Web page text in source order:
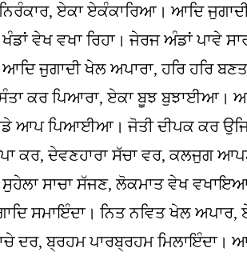
ਏਕਾ ਏਕੰਕਾਰਿਆ। ਆਦਿ
ਖੰਡਾਂ ਵੇਖ ਵਖਾ ਰਿਹਾ। ਜੇਰਜ ਅੰਡਾਂ
ਜੁਗਾਦੀ ਖੇਲ ਅਪਾਰਾ, ਹਰਿ ਹਰਿ
ਕਰ ਪਿਆਰਾ, ਏਕਾ ਬੂਝ ਬੁਝਾਈਆ।
ਆਪ ਪਿਆਈਆ। ਜੋਤੀ ਦੀਪਕ ਕਰ
ਕਰ, ਦੇਵਣਹਾਰਾ ਸੱਚਾ ਵਰ, ਕਲਜੁਗ
ਸਾਚਾ ਸੱਜਣ, ਲੋਕਮਾਤ ਵੇਖ
ਸਮਾਇੰਦਾ। ਨਿਤ ਨਵਿਤ ਖੇਲ
ਦਰ, ਬ੍ਰਹਮ ਪਾਰਬ੍ਰਹਮ